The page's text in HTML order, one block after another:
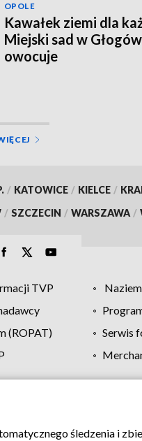
OPOLE
Kawałek ziemi dla
Miejski sad w
owocuje
/ KATOWICE / KIELCE /
/ SZCZECIN / WARSZAWA /
TVP
(ROPAT)
Serwis
Pomoc Biuro
śledzenia i